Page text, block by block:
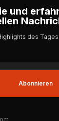
und
des
Abonnieren